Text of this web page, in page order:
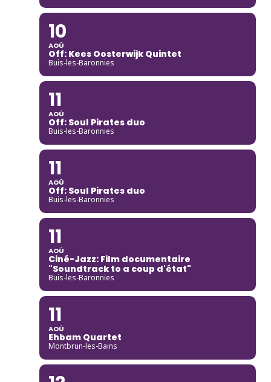
10
AOÛ
Off: Kees Oosterwijk Quintet
Buis-les-Baronnies
11
AOÛ
Off: Soul Pirates duo
Buis-les-Baronnies
11
AOÛ
Off: Soul Pirates duo
Buis-les-Baronnies
11
AOÛ
Ciné-Jazz: Film documentaire
"Soundtrack to a coup d'état"
Buis-les-Baronnies
11
AOÛ
Ehbam Quartet
Montbrun-les-Bains